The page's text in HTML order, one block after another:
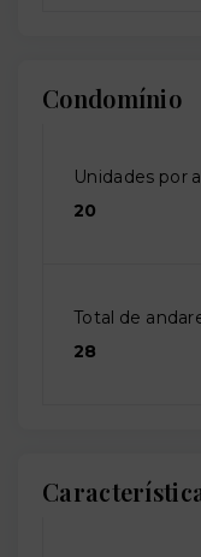
Condomínio
Unidades por
20
Total de
28